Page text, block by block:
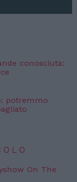
conosciuta:
potremmo
On The